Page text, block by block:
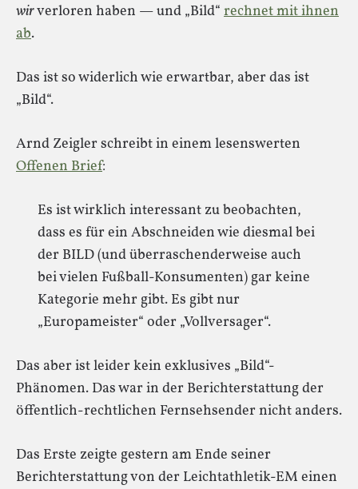
wirverloren haben — und „Bild“ rechnet mit ihnen
ab.
Das ist so widerlich wie erwartbar, aber das ist
„Bild“.
Arnd Zeigler schreibt in einem lesenswerten
Offenen Brief:
Es ist wirklich interessant zu beobachten,
dass es für ein Abschneiden wie diesmal bei
der BILD (und überraschenderweise auch
bei vielen Fußball-Konsumenten) gar keine
Kategorie mehr gibt. Es gibt nur
„Europameister“ oder „Vollversager“.
Das aber ist leider kein exklusives „Bild“-
Phänomen. Das war in der Berichterstattung der
öffentlich-rechtlichen Fernsehsender nicht anders.
Das Erste zeigte gestern am Ende seiner
Berichterstattung von der Leichtathletik-EM einen